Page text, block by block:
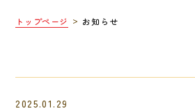
トップページ お知らせ
2025.01.29